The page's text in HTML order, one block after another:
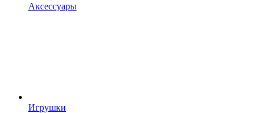
Аксессуары
Игрушки